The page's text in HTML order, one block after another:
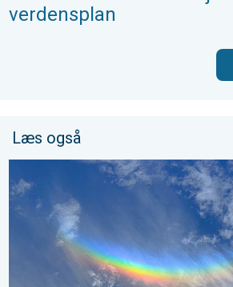
verdensplan
Læs også
Omvendte regnbuer og lysende skyer.